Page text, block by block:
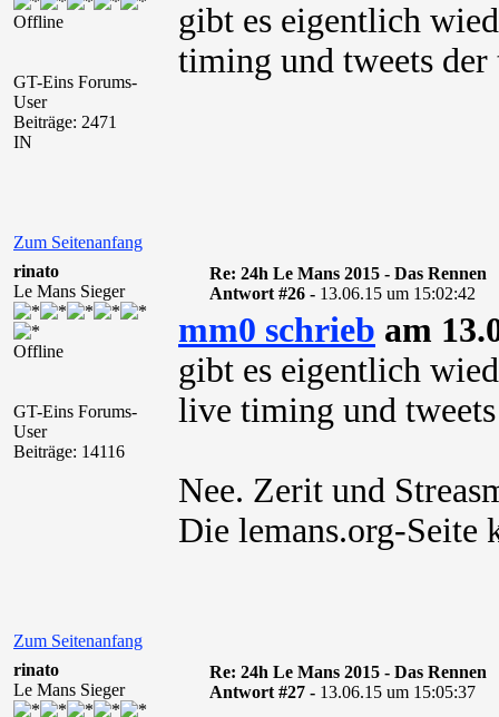
Offline
GT-Eins Forums-
User
Beiträge: 2471
IN
gibt es eigentlich
timing und tweets der
Zum Seitenanfang
rinato
Le Mans Sieger
Offline
GT-Eins Forums-
User
Beiträge: 14116
Re: 24h Le Mans 2015 - Das Rennen
Antwort #26 - 13.06.15 um 15:02:42
mm0 schrieb am
gibt es eigentlich
live timing und
Nee. Zerit und
Die lemans.org-Seite
Zum Seitenanfang
rinato
Le Mans Sieger
Re: 24h Le Mans 2015 - Das Rennen
Antwort #27 - 13.06.15 um 15:05:37